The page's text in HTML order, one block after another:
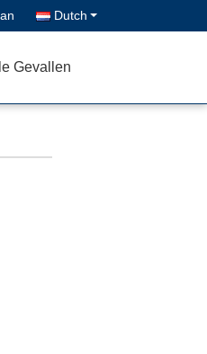
Dutch
Gevallen